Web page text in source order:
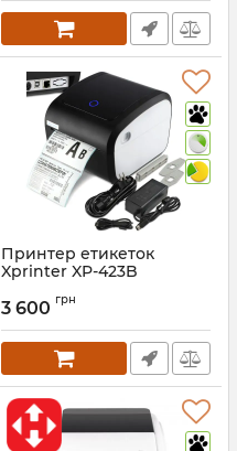
Принтер етикеток
Xprinter XP-423B
3 600 грн